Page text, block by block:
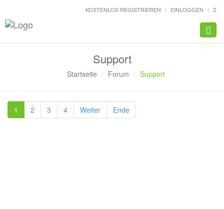
KOSTENLOS REGISTRIEREN EINLOGGEN
Support
Startseite Forum Support
1 2 3 4 Weiter Ende